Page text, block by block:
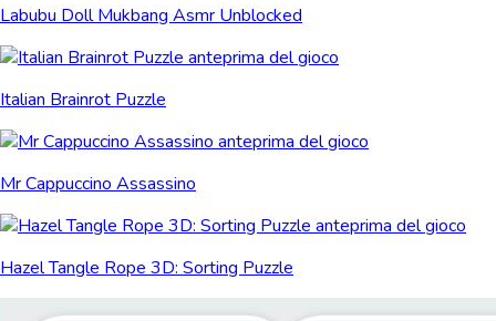
Labubu Doll Mukbang Asmr Unblocked
Italian Brainrot Puzzle
Mr Cappuccino Assassino
Hazel Tangle Rope 3D: Sorting Puzzle